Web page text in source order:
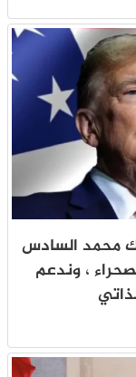
محمد السادس
، وندعم